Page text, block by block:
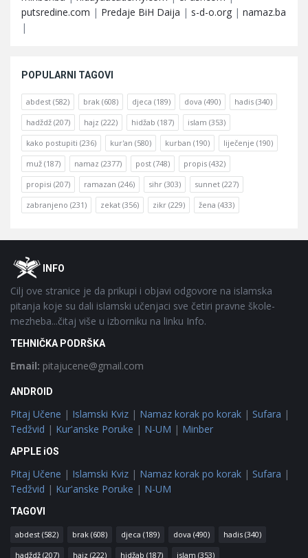
putsredine.com | Predaje BiH Daija | s-d-o.org | namaz.ba
|
POPULARNI TAGOVI
abdest (582) brak (608) djeca (189) dova (490) hadis (340)
hadždž (207) hajz (222) hidžab (187) islam (353)
kako postupiti (236) kur'an (580) kurban (190) liječenje (190)
muž (187) namaz (2377) post (748) propis (432)
propisi (207) ramazan (246) sihr (303) sunnet (227)
zabranjeno (231) zekat (356) zikr (229) žena (433)
FooterOINFO
Cilj ove stranice je da prikupi i objavi odgovore na islamska
pitanja koje su dali islamski učenjaci sve četiri pravne škole-
mezheba...čitaj više u izborniku na linku Info.
TEHNIČKA PODRŠKA
Email: pitajucene@gmail.com
ANDROID
Pitaj Učene | Islamski Kviz | Namaz korak po korak | Sufara |
Tedžvid | Kur'anske Poruke | N-UM | Minber
APPLE iOS
Pitaj Učene | Islamski Kviz | Namaz korak po korak | Sufara |
Tedžvid | Kur'anske Poruke | N-UM
TAGOVI
abdest (582) brak (608) djeca (189) dova (490) hadis (340)
hadždž (207) hajz (222) hidžab (187) islam (353)